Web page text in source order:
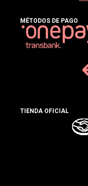
MÉTODOS DE PAGO
TIENDA OFICIAL